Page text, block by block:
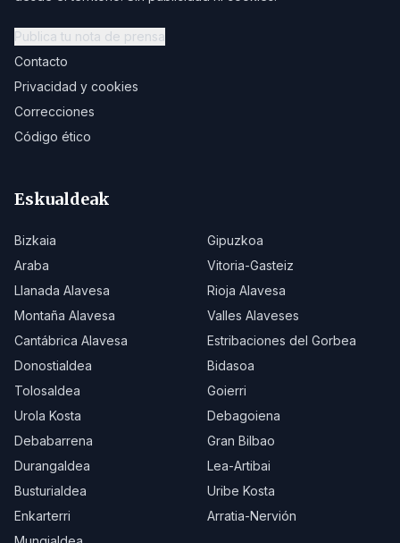
Publica tu nota de prensa
Contacto
Privacidad y cookies
Correcciones
Código ético
Eskualdeak
Bizkaia
Gipuzkoa
Araba
Vitoria-Gasteiz
Llanada Alavesa
Rioja Alavesa
Montaña Alavesa
Valles Alaveses
Cantábrica Alavesa
Estribaciones del Gorbea
Donostialdea
Bidasoa
Tolosaldea
Goierri
Urola Kosta
Debagoiena
Debabarrena
Gran Bilbao
Durangaldea
Lea-Artibai
Busturialdea
Uribe Kosta
Enkarterri
Arratia-Nervión